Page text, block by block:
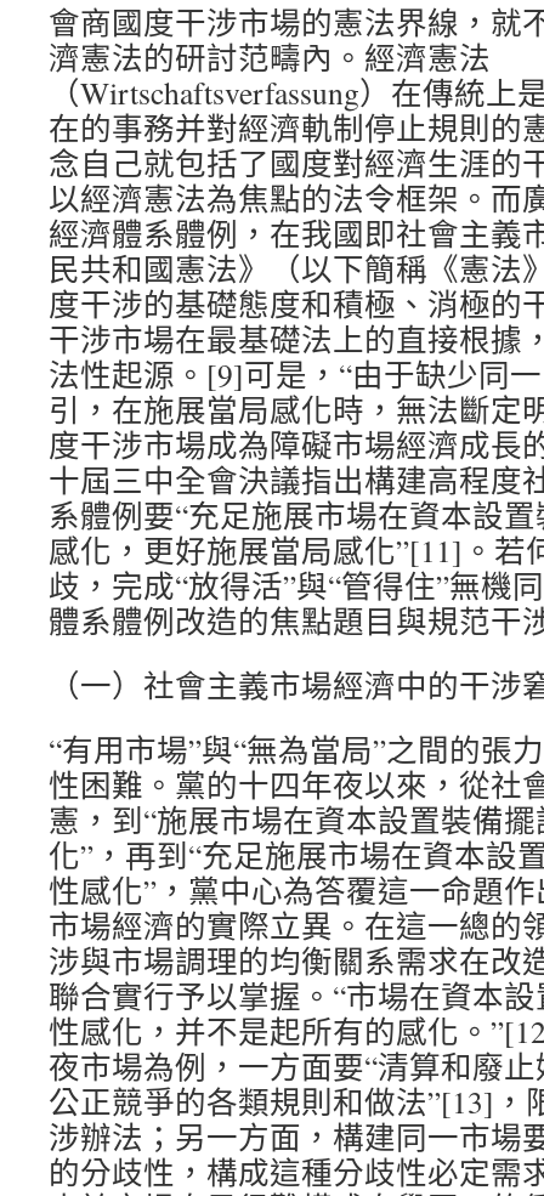
會商國度干涉市場的憲法界線，就
濟憲法的研討范疇內。經濟憲法
（Wirtschaftsverfassung）在傳統
在的事務并對經濟軌制停止規則的
念自己就包括了國度對經濟生涯的
以經濟憲法為焦點的法令框架。而
經濟體系體例，在我國即社會主義
民共和國憲法》（以下簡稱《憲法
度干涉的基礎態度和積極、消極的
干涉市場在最基礎法上的直接根據
法性起源。[9]可是，“由于缺少同
引，在施展當局感化時，無法斷定
度干涉市場成為障礙市場經濟成長
十屆三中全會決議指出構建高程度
系體例要“充足施展市場在資本設
感化，更好施展當局感化”[11]。若
歧，完成“放得活”與“管得住”無機
體系體例改造的焦點題目與規范干
（一）社會主義市場經濟中的干涉
“有用市場”與“無為當局”之間的張
性困難。黨的十四年夜以來，從社
憲，到“施展市場在資本設置裝備
化”，再到“充足施展市場在資本設
性感化”，黨中心為答覆這一命題
市場經濟的實際立異。在這一總的
涉與市場調理的均衡關系需求在改
聯合實行予以掌握。“市場在資本
性感化，并不是起所有的感化。
夜市場為例，一方面要“清算和廢
公正競爭的各類規則和做法”[13]，
涉辦法；另一方面，構建同一市場
的分歧性，構成這種分歧性必定需